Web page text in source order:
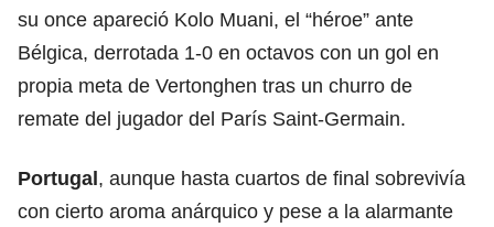
su once apareció Kolo Muani, el “héroe” ante
Bélgica, derrotada 1-0 en octavos con un gol en
propia meta de Vertonghen tras un churro de
remate del jugador del París Saint-Germain.
Portugal, aunque hasta cuartos de final sobrevivía
con cierto aroma anárquico y pese a la alarmante